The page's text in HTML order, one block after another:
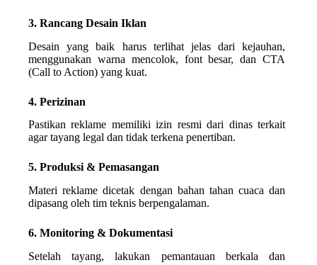
3. Rancang Desain Iklan
Desain yang baik harus terlihat jelas dari kejauhan,
menggunakan warna mencolok, font besar, dan CTA
(Call to Action) yang kuat.
4. Perizinan
Pastikan reklame memiliki izin resmi dari dinas terkait
agar tayang legal dan tidak terkena penertiban.
5. Produksi & Pemasangan
Materi reklame dicetak dengan bahan tahan cuaca dan
dipasang oleh tim teknis berpengalaman.
6. Monitoring & Dokumentasi
Setelah tayang, lakukan pemantauan berkala dan